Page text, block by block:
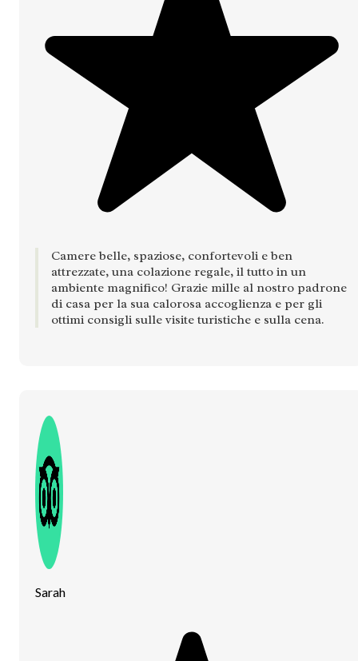
Camere belle, spaziose, confortevoli e ben
attrezzate, una colazione regale, il tutto in un
ambiente magnifico! Grazie mille al nostro padrone
di casa per la sua calorosa accoglienza e per gli
ottimi consigli sulle visite turistiche e sulla cena.
Sarah